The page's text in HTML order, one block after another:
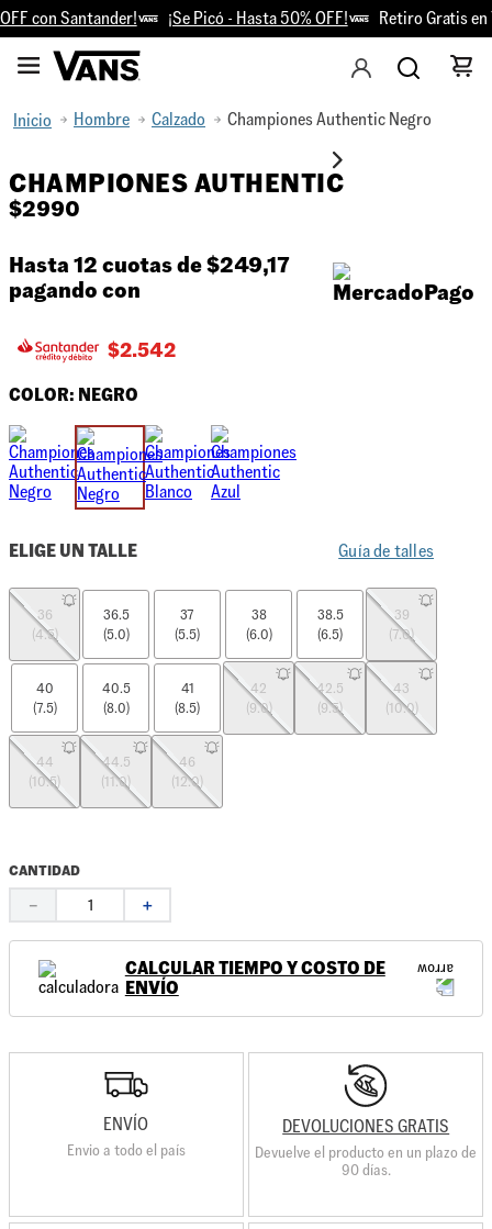
con Santander! ¡Se Picó - Hasta 50% OFF! Retiro Gratis en
Hombre Calzado Championes Authentic Negro
CHAMPIONES AUTHENTIC
$2990
Hasta 12 cuotas de$249,17
pagando con
$2.542
COLOR: NEGRO
ELIGE UN TALLE Guía de talles
36
(4.5)
36.5
(5.0)
37
(5.5)
38
(6.0)
38.5
(6.5)
39
(7.0)
40
(7.5)
40.5
(8.0)
41
(8.5)
42
(9.0)
42.5
(9.5)
43
(10.0)
44
(10.5)
44.5
(11.0)
46
(12.0)
CANTIDAD
＋
－
CALCULAR TIEMPO Y COSTO DE
ENVÍO
ENVÍO
Envio a todo el país
DEVOLUCIONES GRATIS
Devuelve el producto en un plazo de
90 días.